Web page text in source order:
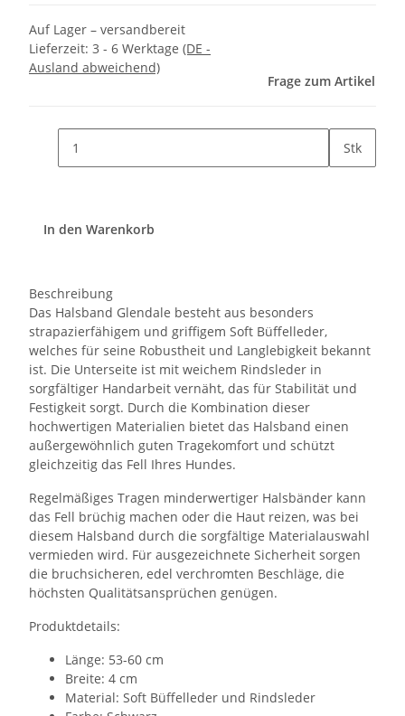
Auf Lager – versandbereit
Lieferzeit: 3 - 6 Werktage (DE -
Ausland abweichend)
Frage zum Artikel
Stk
In den Warenkorb
Beschreibung
Das Halsband Glendale besteht aus besonders
strapazierfähigem und griffigem Soft Büffelleder,
welches für seine Robustheit und Langlebigkeit bekannt
ist. Die Unterseite ist mit weichem Rindsleder in
sorgfältiger Handarbeit vernäht, das für Stabilität und
Festigkeit sorgt. Durch die Kombination dieser
hochwertigen Materialien bietet das Halsband einen
außergewöhnlich guten Tragekomfort und schützt
gleichzeitig das Fell Ihres Hundes.
Regelmäßiges Tragen minderwertiger Halsbänder kann
das Fell brüchig machen oder die Haut reizen, was bei
diesem Halsband durch die sorgfältige Materialauswahl
vermieden wird. Für ausgezeichnete Sicherheit sorgen
die bruchsicheren, edel verchromten Beschläge, die
höchsten Qualitätsansprüchen genügen.
Produktdetails:
Länge: 53-60 cm
Breite: 4 cm
Material: Soft Büffelleder und Rindsleder